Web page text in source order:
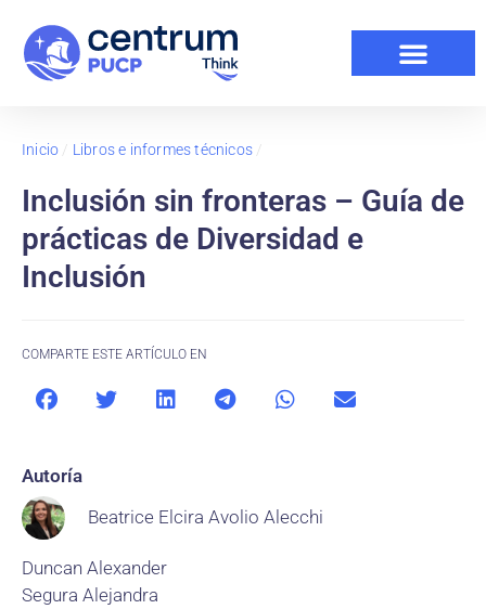
Inicio / Libros e informes técnicos /
Inclusión sin fronteras – Guía de
prácticas de Diversidad e
Inclusión
COMPARTE ESTE ARTÍCULO EN
Autoría
Beatrice Elcira Avolio Alecchi
Duncan Alexander
Segura Alejandra